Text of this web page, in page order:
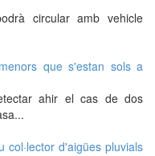
circular amb vehicle
que s'estan sols a
ahir el cas de dos
col·lector d'aigües pluvials